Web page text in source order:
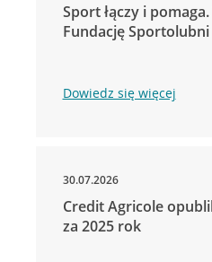
Sport łączy i
Fundację Sportolubni
Dowiedz się więcej
30.07.2026
Credit Agricole
za 2025 rok